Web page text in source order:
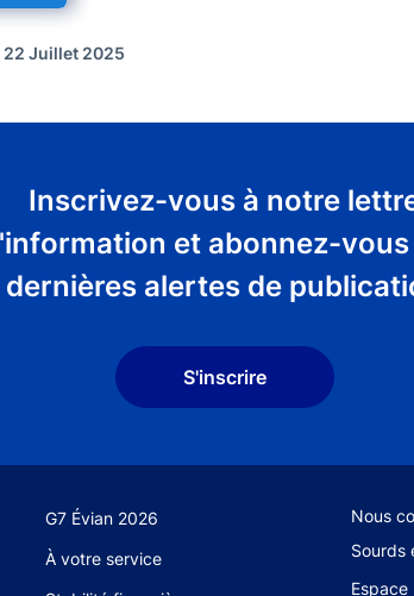
22 Juillet 2025
Inscrivez-vous à notre
et abonnez-vous
dernières alertes de
S'inscrire
G7 Évian 2026
À votre service
Footer
Nous
Sourds
Espace